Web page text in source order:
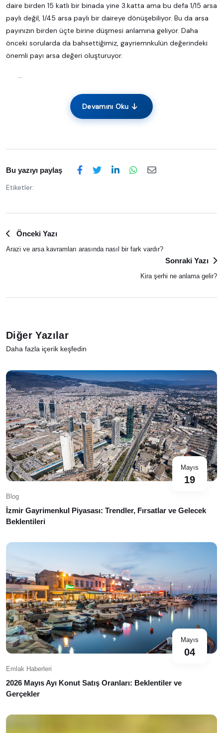
daire birden 15 katlı bir binada yine 3.katta ama bu defa 1/15 arsa
paylı değil, 1/45 arsa paylı bir daireye dönüşebiliyor. Bu da arsa
payınızın birden üçte birine düşmesi anlamına geliyor. Daha
önceki sorularda da bahsettiğimiz, gayriemnkulün değerindeki
önemli payı arsa değeri oluşturuyor.
Devamını Oku
Bu yazıyı paylaş
Etiketler:
Önceki Yazı
Arazi ve arsa kavramları arasında nasıl bir fark vardır?
Sonraki Yazı
Kira şerhi ne anlama gelir?
Diğer Yazılar
Daha fazla içerik keşfedin
Mayıs
19
Blog
İzmir Gayrimenkul Piyasası: Trendler, Fırsatlar ve Gelecek
Beklentileri
Mayıs
04
Emlak Haberleri
2026 Mayıs Ayı Konut Satış Oranları: Beklentiler ve
Gerçekler